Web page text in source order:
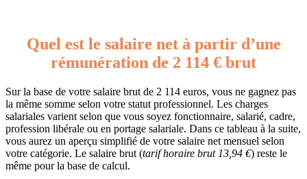
Quel est le salaire net à partir d’une
rémunération de 2 114 € brut
Sur la base de votre salaire brut de 2 114 euros, vous ne gagnez pas
la même somme selon votre statut professionnel. Les charges
salariales varient selon que vous soyez fonctionnaire, salarié, cadre,
profession libérale ou en portage salariale. Dans ce tableau à la suite,
vous aurez un aperçu simplifié de votre salaire net mensuel selon
votre catégorie. Le salaire brut (tarif horaire brut 13,94 €) reste le
même pour la base de calcul.